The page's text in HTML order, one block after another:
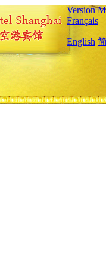
Version
Français
English